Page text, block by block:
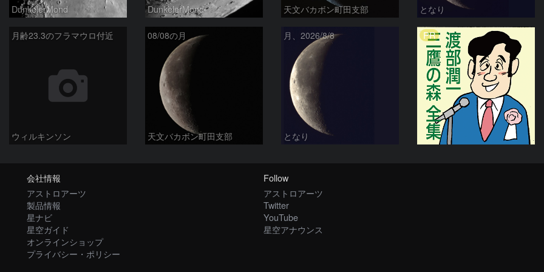
DunkelerMond DunkelerMond 天文バカボン町田支部 となり
月齢23.3のフラマウロ付近
ウィルキンソン
08/08の月
天文バカボン町田支部
月、2026/8/8
となり
PR
会社情報
アストロアーツ
製品情報
星ナビ
星空ガイド
オンラインショップ
プライバシー・ポリシー
Follow
アストロアーツ
Twitter
YouTube
星空アナウンス